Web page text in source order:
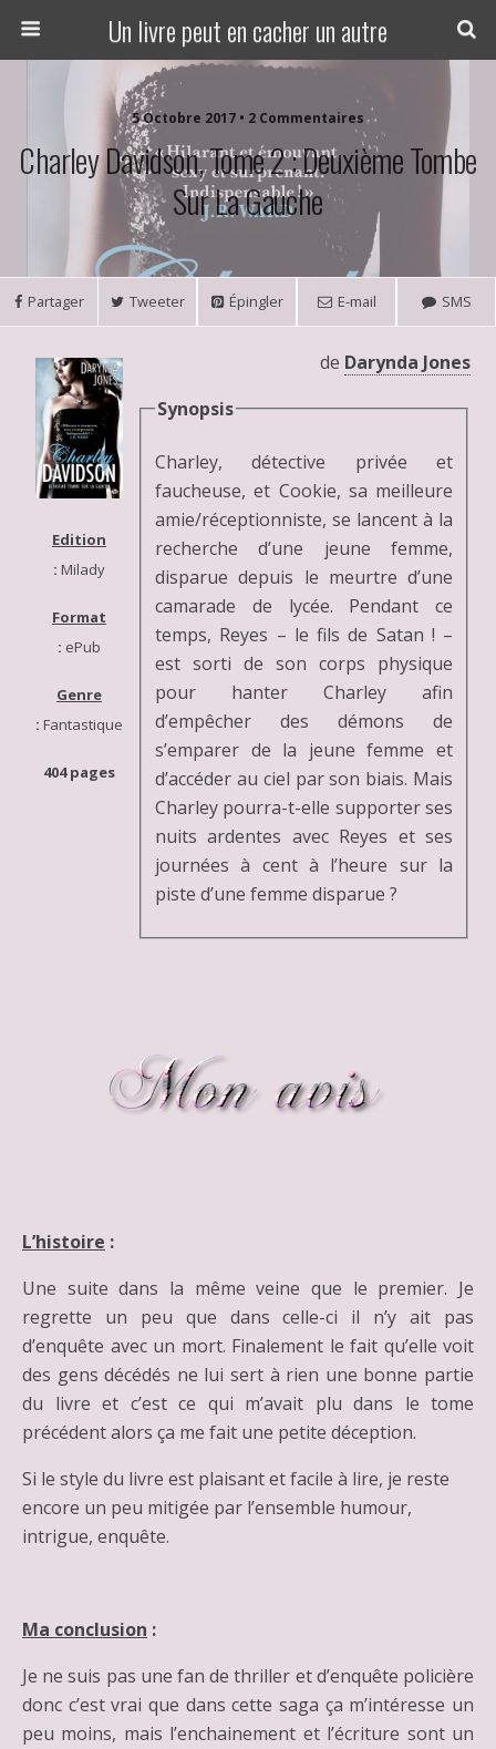
Un livre peut en cacher un autre
5 Octobre 2017 • 2 Commentaires
Charley Davidson, Tome 2 : Deuxième Tombe
Sur La Gauche
Partager Tweeter Épingler E-mail SMS
Edition
: Milady
Format
: ePub
Genre
: Fantastique
404 pages
de Darynda Jones
Synopsis
Charley, détective privée et
faucheuse, et Cookie, sa meilleure
amie/réceptionniste, se lancent à la
recherche d’une jeune femme,
disparue depuis le meurtre d’une
camarade de lycée. Pendant ce
temps, Reyes – le fils de Satan ! –
est sorti de son corps physique
pour hanter Charley afin
d’empêcher des démons de
s’emparer de la jeune femme et
d’accéder au ciel par son biais. Mais
Charley pourra-t-elle supporter ses
nuits ardentes avec Reyes et ses
journées à cent à l’heure sur la
piste d’une femme disparue ?
L’histoire :
Une suite dans la même veine que le premier. Je
regrette un peu que dans celle-ci il n’y ait pas
d’enquête avec un mort. Finalement le fait qu’elle voit
des gens décédés ne lui sert à rien une bonne partie
du livre et c’est ce qui m’avait plu dans le tome
précédent alors ça me fait une petite déception.
Si le style du livre est plaisant et facile à lire, je reste
encore un peu mitigée par l’ensemble humour,
intrigue, enquête.
Ma conclusion :
Je ne suis pas une fan de thriller et d’enquête policière
donc c’est vrai que dans cette saga ça m’intéresse un
peu moins, mais l’enchainement et l’écriture sont un